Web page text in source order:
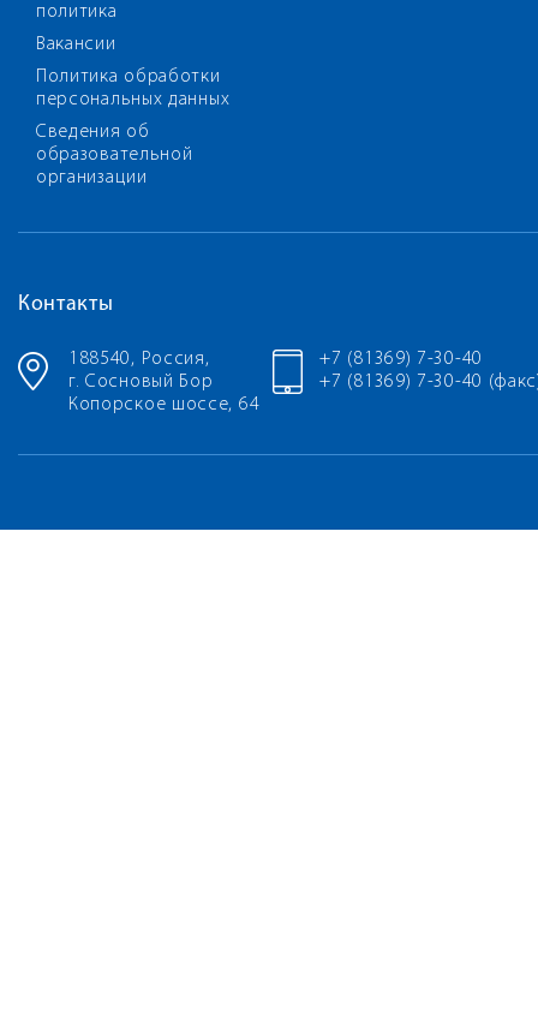
политика
Вакансии
Политика обработки
персональных данных
Сведения об
образовательной
организации
Контакты
188540, Россия,
г. Сосновый Бор
Копорское шоссе, 64
+7 (81369) 7-30-40
+7 (81369) 7-30-40